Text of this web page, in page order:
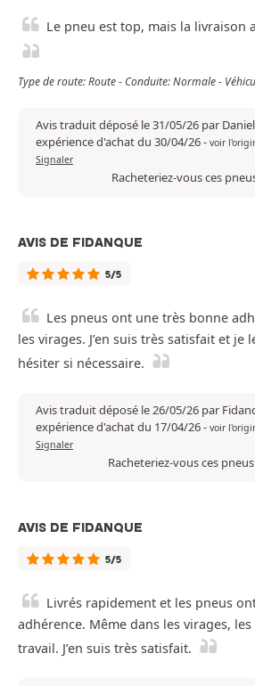
Le pneu est top, mais la livraison
Type de route: Route - Conduite: Normale -
Avis traduit déposé le 31/05/26 par
expérience d'achat du 30/04/26- voir
Signaler
Racheteriez-vous ces
AVIS DE FIDANQUE
5/5
Les pneus ont une très bonne
les virages. J’en suis très satisfait et je
hésiter si nécessaire.
Avis traduit déposé le 26/05/26 par
expérience d'achat du 17/04/26- voir
Signaler
Racheteriez-vous ces
AVIS DE FIDANQUE
5/5
Livrés rapidement et les pneus
adhérence. Même dans les virages,
travail. J’en suis très satisfait.